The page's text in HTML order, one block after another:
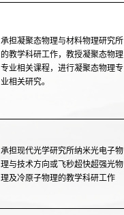
承担凝聚态物理与材料物理研究所
的教学科研工作，教授凝聚态物理
专业相关课程，进行凝聚态物理专
业相关研究。
承担现代光学研究所纳米光电子物
理与技术方向或飞秒超快超强光物
理及冷原子物理的教学科研工作